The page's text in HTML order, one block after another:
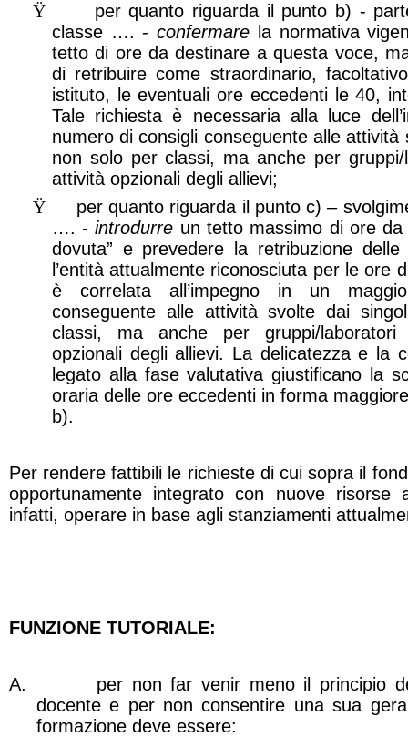
Ÿ
per quanto riguarda il punto b) -
classe …. -confermare la normativa
tetto di ore da destinare a questa voce,
di retribuire come straordinario,
istituto, le eventuali ore eccedenti le 40,
Tale richiesta è necessaria alla luce
numero di consigli conseguente alle attività
non solo per classi, ma anche per
attività opzionali degli allievi;
Ÿ
per quanto riguarda il punto c) –
…. -introdurre un tetto massimo di ore
dovuta” e prevedere la retribuzione
l’entità attualmente riconosciuta per le ore
è correlata all’impegno in un
conseguente alle attività svolte dai
classi, ma anche per gruppi/
opzionali degli allievi. La delicatezza e la
legato alla fase valutativa giustificano la
oraria delle ore eccedenti in forma
b).
Per rendere fattibili le richieste di cui sopra il
opportunamente integrato con nuove risorse
infatti, operare in base agli stanziamenti
FUNZIONE TUTORIALE:
A.
per non far venir meno il principio
docente e per non consentire una sua
formazione deve essere: